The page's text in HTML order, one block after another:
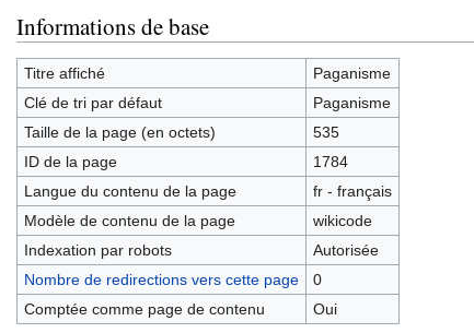
Aller
à
la
navigation
Aller
à
la
recherche
Informations de base
Titre affiché
Paganisme
Clé de tri par défaut
Paganisme
Taille de la page (en octets)
535
ID de la page
1784
Langue du contenu de la page
fr - français
Modèle de contenu de la page
wikicode
Indexation par robots
Autorisée
Nombre de redirections vers cette page
0
Comptée comme page de contenu
Oui